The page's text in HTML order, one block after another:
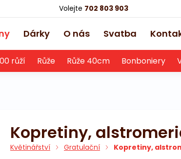
Volejte 702 803 903
růží Růže Růže 40cm Bonboniery
Dárky O nás Svatba
Kopretiny,
Květinářství Gratulační Kopretiny,